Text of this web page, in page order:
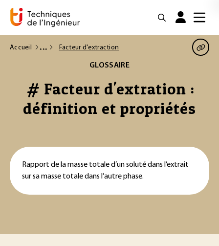
Accueil Facteur d'extraction
GLOSSAIRE
# Facteur d'extration :
définition et propriétés
Rapport de la masse totale d’un soluté dans l’extrait
sur sa masse totale dans l’autre phase.